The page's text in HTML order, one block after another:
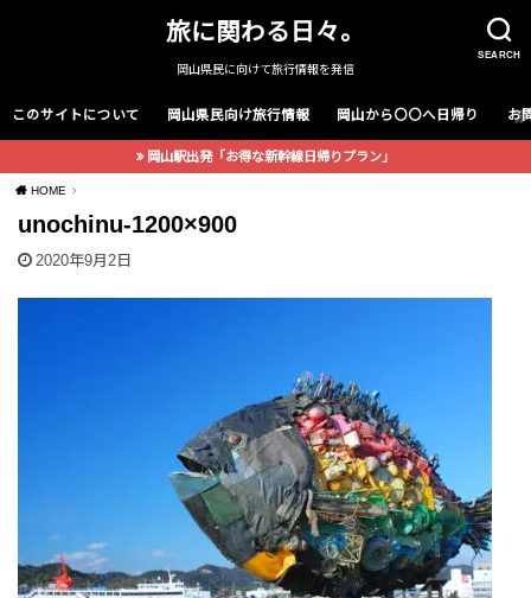
SEARCH
旅に関わる日々。
岡山県民に向けて旅行情報を発信
このサイトについて 岡山県民向け旅行情報 岡山から〇〇へ日帰り お
岡山駅出発「お得な新幹線日帰りプラン」
HOME
unochinu-1200×900
2020年9月2日